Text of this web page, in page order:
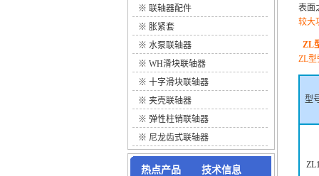
※ 联轴器配件
※ 胀紧套
※ 水泵联轴器
※ WH滑块联轴器
※ 十字滑块联轴器
※ 夹壳联轴器
※ 弹性柱销联轴器
※ 尼龙齿式联轴器
热点产品 技术信息
表面
较大
ZL
ZL型
型
ZL1